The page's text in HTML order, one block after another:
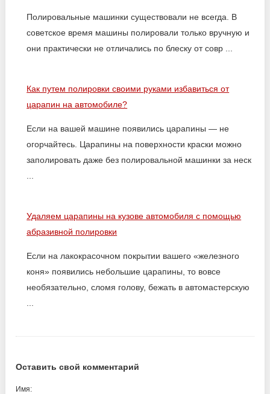
Полировальные машинки существовали не всегда. В
советское время машины полировали только вручную и
они практически не отличались по блеску от совр ...
Как путем полировки своими руками избавиться от
царапин на автомобиле?
Если на вашей машине появились царапины — не
огорчайтесь. Царапины на поверхности краски можно
заполировать даже без полировальной машинки за неск
Удаляем царапины на кузове автомобиля с помощью
абразивной полировки
Если на лакокрасочном покрытии вашего «железного
коня» появились небольшие царапины, то вовсе
необязательно, сломя голову, бежать в автомастерскую
Оставить свой комментарий
Имя: